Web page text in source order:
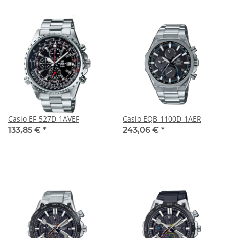
Casio EF-527D-1AVEF
133,85 € *
Casio EQB-1100D-1AER
243,06 € *